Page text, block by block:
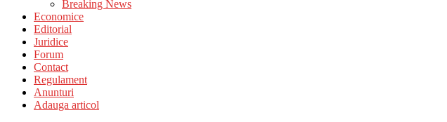
Breaking News
Economice
Editorial
Juridice
Forum
Contact
Regulament
Anunturi
Adauga articol